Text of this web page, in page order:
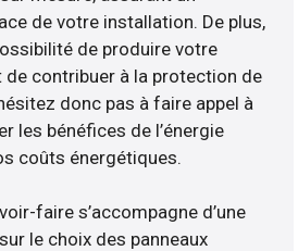
de votre installation. De plus,
de produire votre
contribuer à la protection de
donc pas à faire appel à
les bénéfices de l’énergie
coûts énergétiques.
faire s’accompagne d’une
le choix des panneaux